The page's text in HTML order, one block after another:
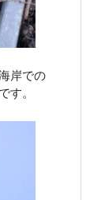
岸での
す。